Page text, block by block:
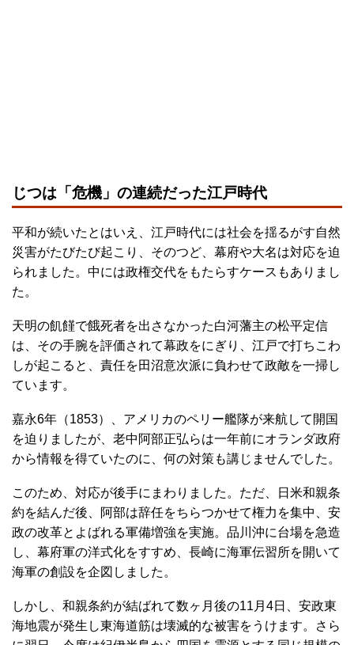
じつは「危機」の連続だった江戸時代
平和が続いたとはいえ、江戸時代には社会を揺るがす自然
災害がたびたび起こり、そのつど、幕府や大名は対応を迫
られました。中には政権交代をもたらすケースもありまし
た。
天明の飢饉で餓死者を出さなかった白河藩主の松平定信
は、その手腕を評価されて幕政をにぎり、江戸で打ちこわ
しが起こると、責任を田沼意次派に負わせて政敵を一掃し
ています。
嘉永6年（1853）、アメリカのペリー艦隊が来航して開国
を迫りましたが、老中阿部正弘らは一年前にオランダ政府
から情報を得ていたのに、何の対策も講じませんでした。
このため、対応が後手にまわりました。ただ、日米和親条
約を結んだ後、阿部は辞任をちらつかせて権力を集中、安
政の改革とよばれる軍備増強を実施。品川沖に台場を急造
し、幕府軍の洋式化をすすめ、長崎に海軍伝習所を開いて
海軍の創設を企図しました。
しかし、和親条約が結ばれて数ヶ月後の11月4日、安政東
海地震が発生し東海道筋は壊滅的な被害をうけます。さら